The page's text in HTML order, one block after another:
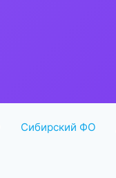
Сибирский ФО